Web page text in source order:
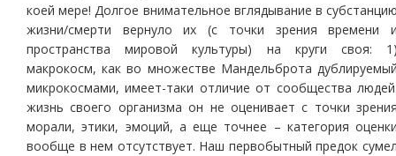
коей мере! Долгое внимательное вглядывание в
жизни/смерти вернуло их (с точки зрения времени
пространства мировой культуры) на круги своя:
макрокосм, как во множестве Мандельброта
микрокосмами, имеет-таки отличие от сообщества
жизнь своего организма он не оценивает с точки
морали, этики, эмоций, а еще точнее – категория
вообще в нем отсутствует. Наш первобытный предок